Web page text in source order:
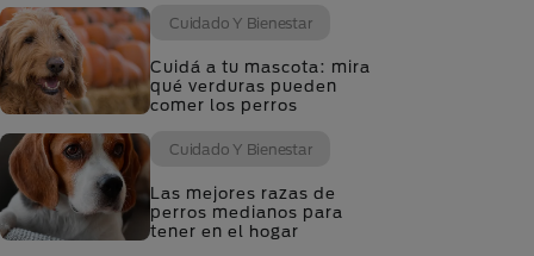
Cuidado Y Bienestar
Cuidá a tu mascota: mira
qué verduras pueden
comer los perros
Cuidado Y Bienestar
Las mejores razas de
perros medianos para
tener en el hogar